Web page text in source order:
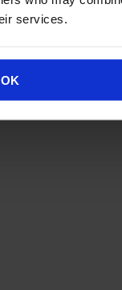
services.
OK